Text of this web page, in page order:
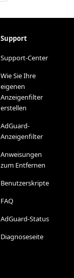
Support
Support-Center
Wie Sie Ihre
eigenen
Anzeigenfilter
erstellen
AdGuard-
Anzeigenfilter
Anweisungen
zum Entfernen
Benutzerskripte
FAQ
AdGuard-Status
Diagnoseseite